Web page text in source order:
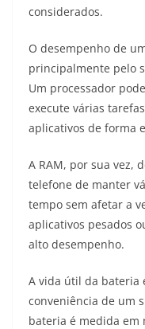
considerados.
O desempenho de
principalmente pelo
Um processador
execute várias
aplicativos de forma
A RAM, por sua vez,
telefone de manter
tempo sem afetar a
aplicativos pesados
alto desempenho.
A vida útil da bateria
conveniência de um
bateria é medida em